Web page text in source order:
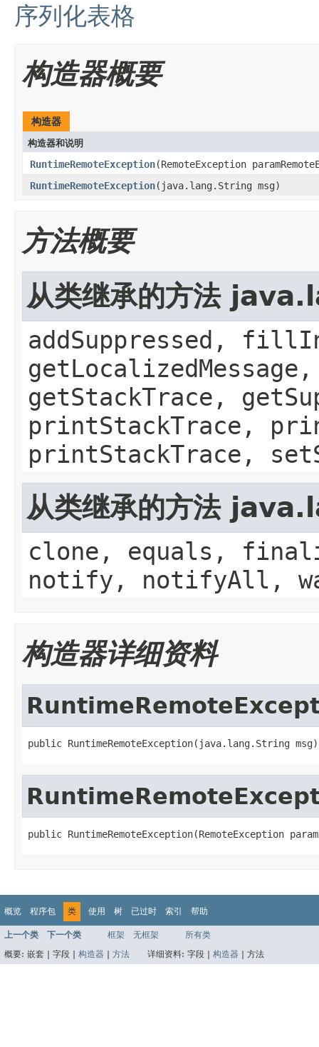
序列化表格
构造器概要
构造器
构造器和说明
RuntimeRemoteException(RemoteException
RuntimeRemoteException(java.lang.String msg)
方法概要
从类继承的方法
addSuppressed,
getStackTrace,
printStackTrace,
printStackTrace,
从类继承的方法
clone, equals,
notify, notifyAll,
构造器详细资料
public RuntimeRemoteException(java.lang.String msg)
public RuntimeRemoteException(RemoteException
概览 程序包 类 使用 树 已过时 索引 帮助
上一个类 下一个类 框架 无框架
所有类
概要: 嵌套 | 字段 | 构造器 方法 详细资料: 字段 | 构造器 方法